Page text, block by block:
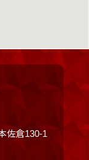
佐倉130-1